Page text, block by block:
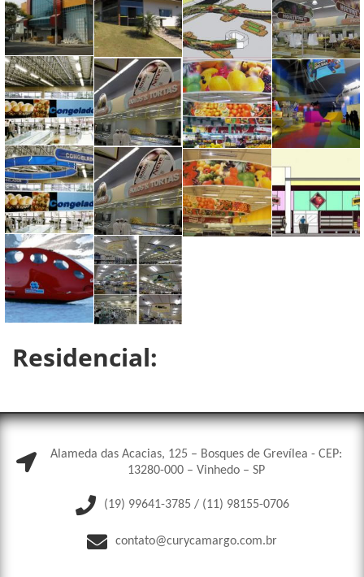
Residencial:
Alameda das Acacias, 125 – Bosques de Grevílea - CEP:
13280-000 – Vinhedo – SP
(19) 99641-3785 / (11) 98155-0706
contato@curycamargo.com.br